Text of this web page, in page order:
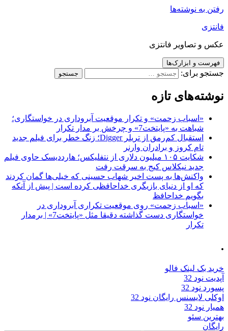
رفتن به نوشته‌ها
فانتزی
عکس و تصاویر فانتزی
فهرست و ابزارک‌ها
جستجو برای:
نوشته‌های تازه
«اسباب زحمت» و تکرار موقعیت آبروداری در خواستگاری؛
شباهت به «پایتخت7» و چرخش بر مدار تکرار
استقبال کم‌رمق از تریلر Digger؛ زنگ خطر برای فیلم جدید
تام کروز و برادران وارنر
شکایت ۱۰۵ میلیون دلاری از نتفلیکس؛ هارددیسک حاوی فیلم
جدید نیکلاس کیج به سرقت رفت
واکنش‌ها به پست اخیر شهاب حسینی که خیلی‌ها گمان کردند
که او از دنیای بازیگری خداحافظی کرده است | پیش از آنکه
بگویم خداحافظ
«اسباب زحمت» روی موقعیت تکراری آبروداری در
خواستگاری دست گذاشته دقیقا مثل «پایتخت7» | برمدار
تکرار
.
خرید بک لینک فالو
آپدیت نود 32
پسورد نود 32
اوکلی لایسنس رایگان نود 32
همیار نود 32
بهترین سئو
رایگان